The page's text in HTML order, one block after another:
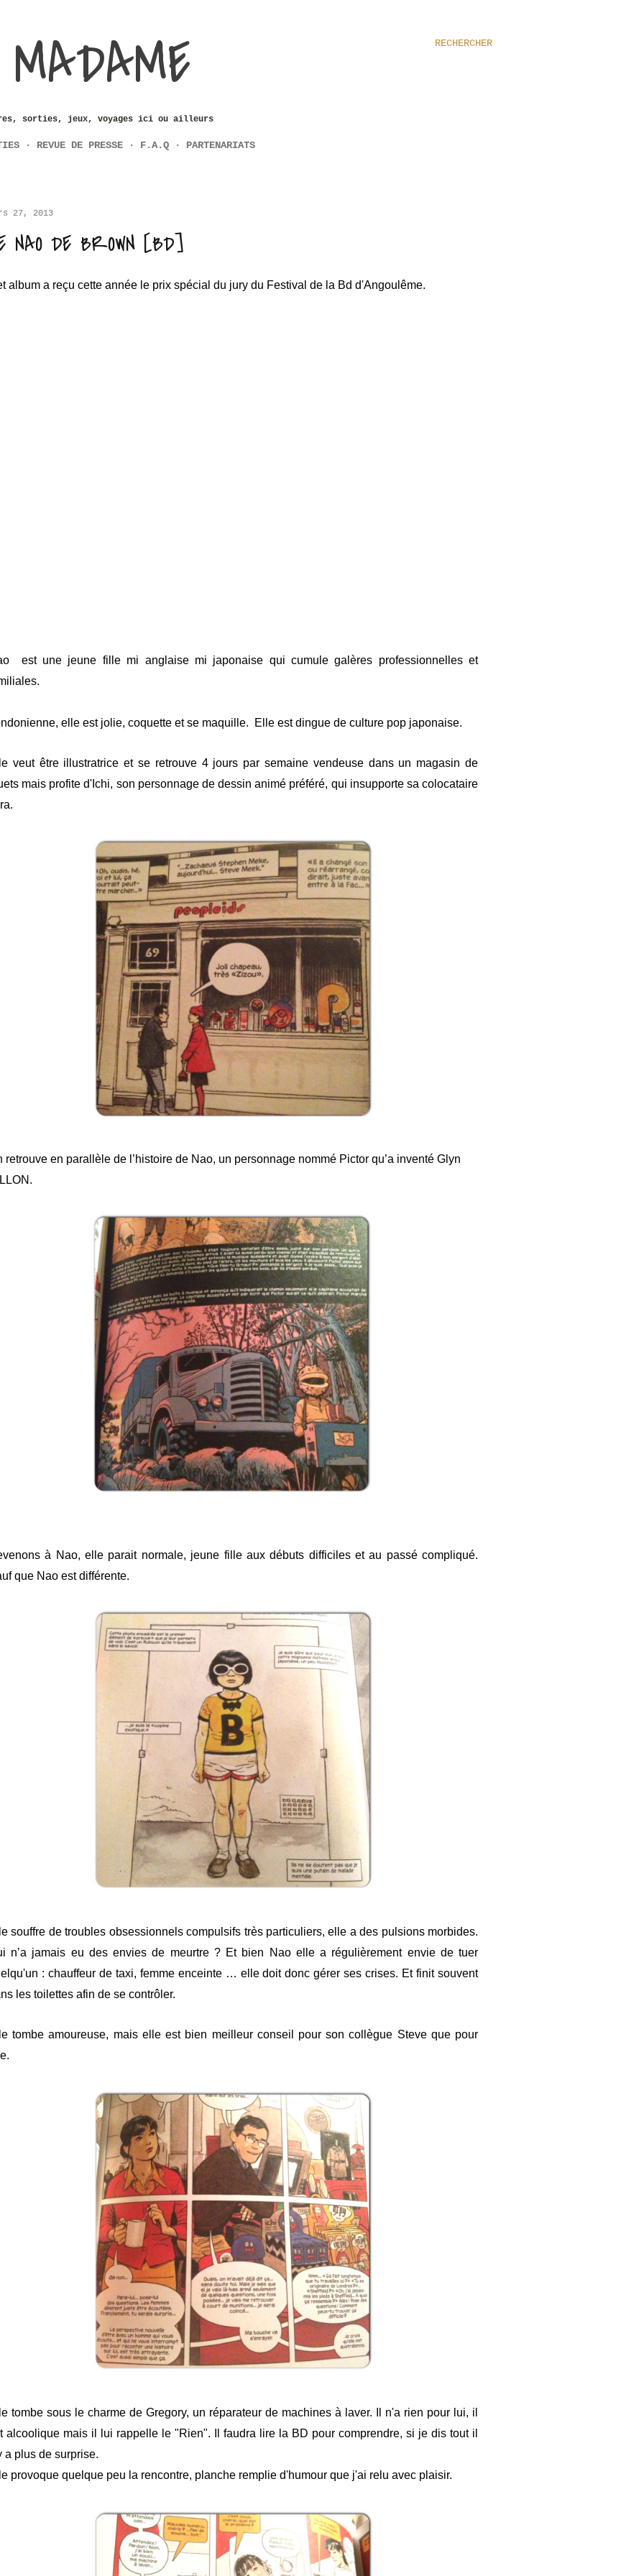
RECHERCHER
sorties, jeux, voyages ici ou ailleurs
REVUE DE PRESSE F.A.Q PARTENARIATS
27, 2013
NAO DE BROWN [BD]
album a reçu cette année le prix spécial du jury du Festival de la Bd d'Angoulême.
est une jeune fille mi anglaise mi japonaise qui cumule galères professionnelles et
elle est jolie, coquette et se maquille. Elle est dingue de culture pop japonaise.
veut être illustratrice et se retrouve 4 jours par semaine vendeuse dans un magasin de
mais profite d'Ichi, son personnage de dessin animé préféré, qui insupporte sa colocataire
retrouve en parallèle de l’histoire de Nao, un personnage nommé Pictor qu’a inventé Glyn
à Nao, elle parait normale, jeune fille aux débuts difficiles et au passé compliqué.
que Nao est différente.
souffre de troubles obsessionnels compulsifs très particuliers, elle a des pulsions morbides.
n’a jamais eu des envies de meurtre ? Et bien Nao elle a régulièrement envie de tuer
: chauffeur de taxi, femme enceinte … elle doit donc gérer ses crises. Et finit souvent
les toilettes afin de se contrôler.
tombe amoureuse, mais elle est bien meilleur conseil pour son collègue Steve que pour
tombe sous le charme de Gregory, un réparateur de machines à laver. Il n'a rien pour lui, il
alcoolique mais il lui rappelle le "Rien". Il faudra lire la BD pour comprendre, si je dis tout il
a plus de surprise.
provoque quelque peu la rencontre, planche remplie d'humour que j'ai relu avec plaisir.